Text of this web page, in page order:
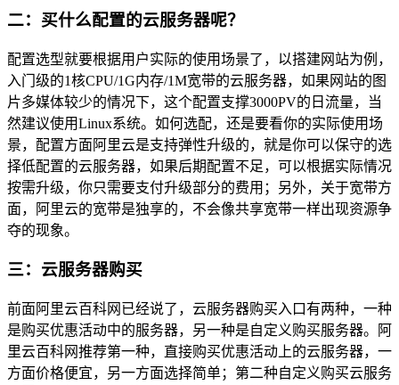
二：买什么配置的云服务器呢？
配置选型就要根据用户实际的使用场景了，以搭建网站为例，
入门级的1核CPU/1G内存/1M宽带的云服务器，如果网站的图
片多媒体较少的情况下，这个配置支撑3000PV的日流量，当
然建议使用Linux系统。如何选配，还是要看你的实际使用场
景，配置方面阿里云是支持弹性升级的，就是你可以保守的选
择低配置的云服务器，如果后期配置不足，可以根据实际情况
按需升级，你只需要支付升级部分的费用；另外，关于宽带方
面，阿里云的宽带是独享的，不会像共享宽带一样出现资源争
夺的现象。
三：云服务器购买
前面阿里云百科网已经说了，云服务器购买入口有两种，一种
是购买优惠活动中的服务器，另一种是自定义购买服务器。阿
里云百科网推荐第一种，直接购买优惠活动上的云服务器，一
方面价格便宜，另一方面选择简单；第二种自定义购买云服务